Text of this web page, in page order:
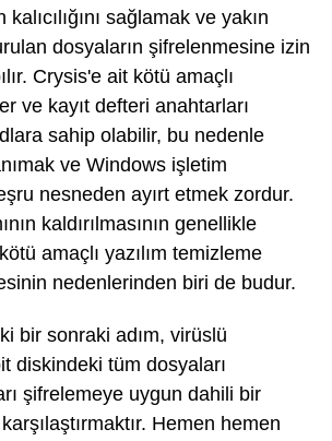
kalıcılığını sağlamak ve yakın
dosyaların şifrelenmesine izin
Crysis'e ait kötü amaçlı
ve kayıt defteri anahtarları
sahip olabilir, bu nedenle
ve Windows işletim
nesneden ayırt etmek zordur.
kaldırılmasının genellikle
amaçlı yazılım temizleme
nedenlerinden biri de budur.
bir sonraki adım, virüslü
diskindeki tüm dosyaları
şifrelemeye uygun dahili bir
Hemen hemen